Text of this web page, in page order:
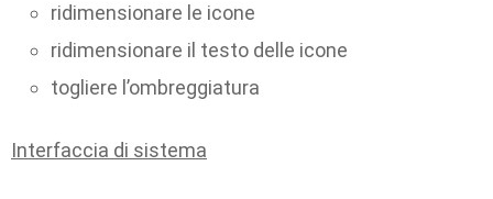
ridimensionare le icone
ridimensionare il testo delle icone
togliere l’ombreggiatura
Interfaccia di sistema